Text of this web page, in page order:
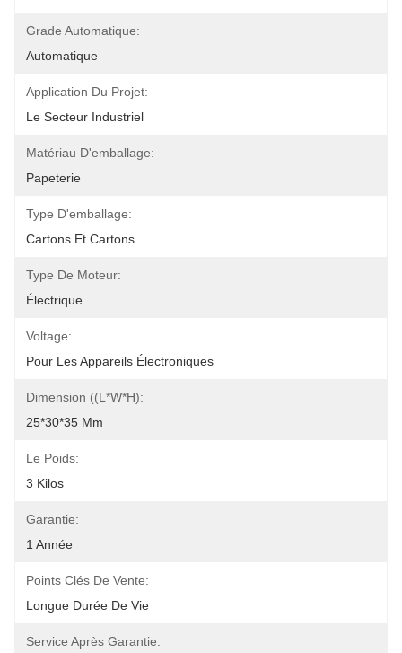
Grade Automatique:
Automatique
Application Du Projet:
Le Secteur Industriel
Matériau D'emballage:
Papeterie
Type D'emballage:
Cartons Et Cartons
Type De Moteur:
Électrique
Voltage:
Pour Les Appareils Électroniques
Dimension ((L*W*H):
25*30*35 Mm
Le Poids:
3 Kilos
Garantie:
1 Année
Points Clés De Vente:
Longue Durée De Vie
Service Après Garantie: